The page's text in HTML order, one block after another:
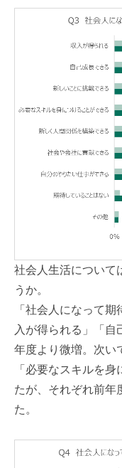
社会人生活について
うか。
「社会人になって
入が得られる」「自
年度より微増。次い
「必要なスキルを
たが、それぞれ前年
た。